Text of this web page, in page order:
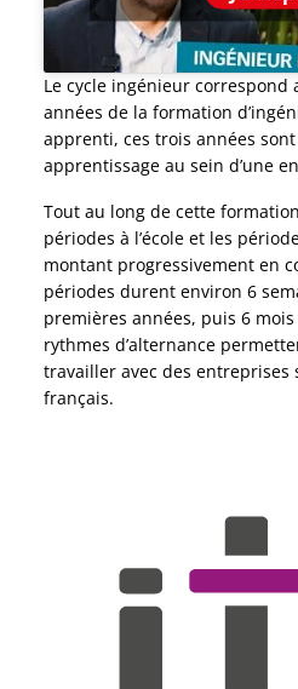
Le cycle ingénieur correspond
années de la formation
apprenti, ces trois années
apprentissage au sein d’une
Tout au long de cette
périodes à l’école et les
montant progressivement en
périodes durent environ 6
premières années, puis 6
rythmes d’alternance
travailler avec des
français.